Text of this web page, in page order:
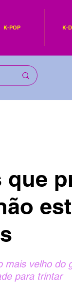
K-POP K-
que
mais velho do
para trintar